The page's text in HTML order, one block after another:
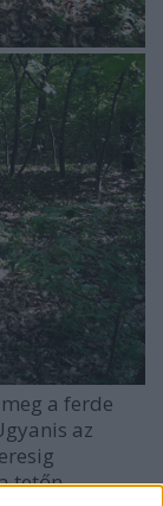
a ferde
az
tetőn,